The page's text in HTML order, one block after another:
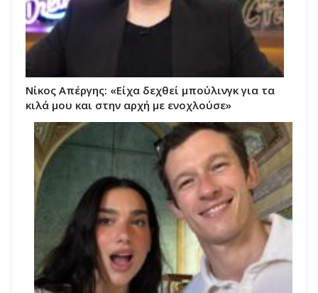
Νίκος Απέργης: «Είχα δεχθεί μπούλινγκ για τα
κιλά μου και στην αρχή με ενοχλούσε»